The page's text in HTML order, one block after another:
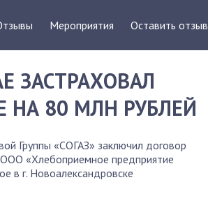
Мероприятия Оставить отзыв
ЗАСТРАХОВАЛ
80 МЛН РУБЛЕЙ
Группы «СОГАЗ» заключил договор
«Хлебоприемное предприятие
в г. Новоалександровске